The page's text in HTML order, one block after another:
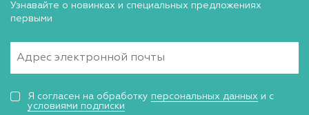
Узнавайте о новинках и специальных предложениях
первыми
Я согласен на обработку персональных данных и с
условиями подписки